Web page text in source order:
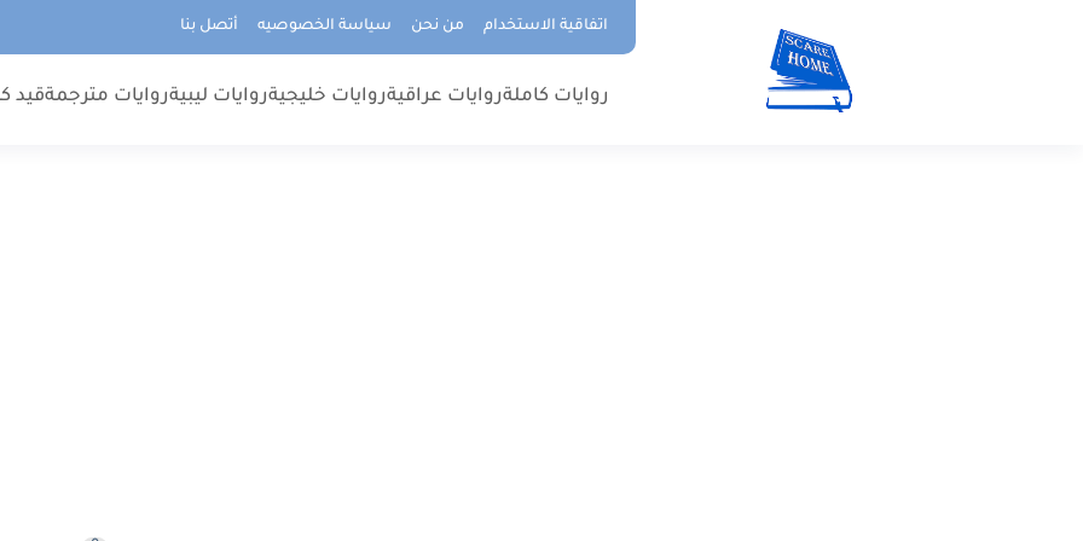
اتفاقية الاستخدام من نحن سياسة الخصوصيه أتصل بنا
روايات كاملةروايات عراقيةروايات خليجيةروايات ليبيةروايات مترجمةقيد